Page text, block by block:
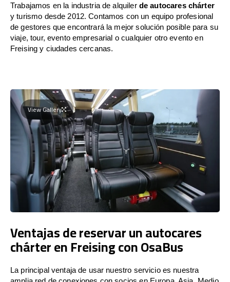
Trabajamos en la industria de alquiler de autocares chárter
y turismo desde 2012. Contamos con un equipo profesional
de gestores que encontrará la mejor solución posible para su
viaje, tour, evento empresarial o cualquier otro evento en
Freising y ciudades cercanas.
View Gallery
Ventajas de reservar un autocares
chárter en Freising con OsaBus
La principal ventaja de usar nuestro servicio es nuestra